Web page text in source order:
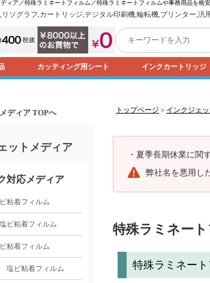
ィア／特殊ラミネートフィルム／特殊ラミネートフィルムや事務用品を格
ソグラフ,カートリッジ,デジタル印刷機,輪転機,プリンター,
カッティング用シート インクカートリッジ
ディア TOPへ
ットメディア
対応メディア
粘着フィルム
ビ粘着フィルム
粘着フィルム
塩ビ粘着フィルム
トップページ > インクジェ
・ 夏季長期休業に関
弊社名を悪用し
特殊ラミネー